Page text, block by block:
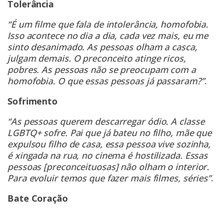
Tolerância
“É um filme que fala de intolerância, homofobia.
Isso acontece no dia a dia, cada vez mais, eu me
sinto desanimado. As pessoas olham a casca,
julgam demais. O preconceito atinge ricos,
pobres. As pessoas não se preocupam com a
homofobia. O que essas pessoas já passaram?”.
Sofrimento
“As pessoas querem descarregar ódio. A classe
LGBTQ+ sofre. Pai que já bateu no filho, mãe que
expulsou filho de casa, essa pessoa vive sozinha,
é xingada na rua, no cinema é hostilizada. Essas
pessoas [preconceituosas] não olham o interior.
Para evoluir temos que fazer mais filmes, séries”.
Bate Coração